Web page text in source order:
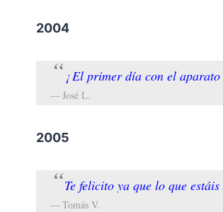
2004
¡ El primer día con el
José L.
2005
Te felicito ya que lo que
Tomás V.